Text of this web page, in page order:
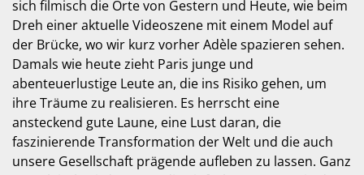
sich filmisch die Orte von Gestern und Heute, wie beim
Dreh einer aktuelle Videoszene mit einem Model auf
der Brücke, wo wir kurz vorher Adèle spazieren sehen.
Damals wie heute zieht Paris junge und
abenteuerlustige Leute an, die ins Risiko gehen, um
ihre Träume zu realisieren. Es herrscht eine
ansteckend gute Laune, eine Lust daran, die
faszinierende Transformation der Welt und die auch
unsere Gesellschaft prägende aufleben zu lassen. Ganz